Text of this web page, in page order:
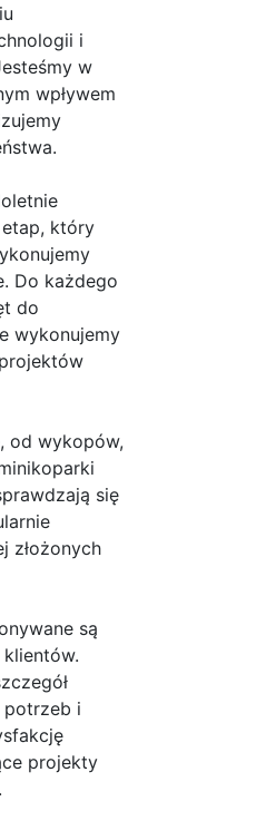
i
w
wpływem
który
Do każdego
do
wykonujemy
od wykopów,
się
złożonych
są
potrzeb i
projekty